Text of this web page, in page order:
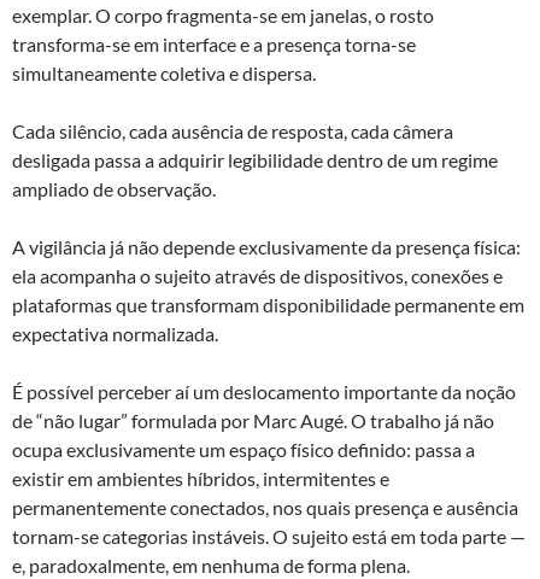
exemplar. O corpo fragmenta-se em janelas, o rosto
transforma-se em interface e a presença torna-se
simultaneamente coletiva e dispersa.
Cada silêncio, cada ausência de resposta, cada câmera
desligada passa a adquirir legibilidade dentro de um regime
ampliado de observação.
A vigilância já não depende exclusivamente da presença física:
ela acompanha o sujeito através de dispositivos, conexões e
plataformas que transformam disponibilidade permanente em
expectativa normalizada.
É possível perceber aí um deslocamento importante da noção
de “não lugar” formulada por Marc Augé. O trabalho já não
ocupa exclusivamente um espaço físico definido: passa a
existir em ambientes híbridos, intermitentes e
permanentemente conectados, nos quais presença e ausência
tornam-se categorias instáveis. O sujeito está em toda parte —
e, paradoxalmente, em nenhuma de forma plena.